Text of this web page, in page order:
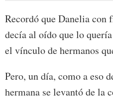
Recordó que Danelia con
decía al oído que lo
el vínculo de hermanos
Pero, un día, como a eso
hermana se levantó de la